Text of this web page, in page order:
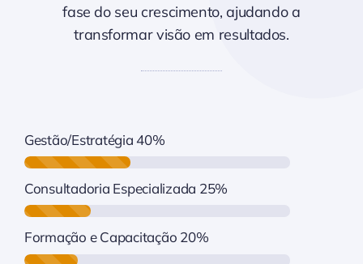
fase do seu crescimento, ajudando a
transformar visão em resultados.
Gestão/Estratégia 40%
Consultadoria Especializada 25%
Formação e Capacitação 20%